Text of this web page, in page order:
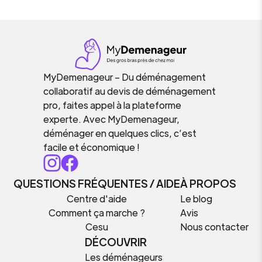
MyDemenageur – Du déménagement
collaboratif au devis de déménagement
pro, faites appel à la plateforme
experte. Avec MyDemenageur,
déménager en quelques clics, c’est
facile et économique !
QUESTIONS FRÉQUENTES / AIDE
Centre d'aide
Comment ça marche ?
Cesu
À PROPOS
Le blog
Avis
Nous contacter
DÉCOUVRIR
Les déménageurs